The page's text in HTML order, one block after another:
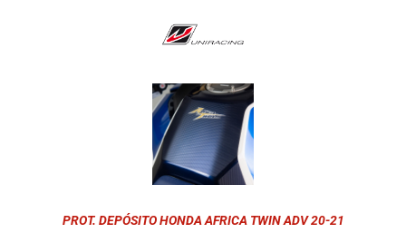
PROT. DEPÓSITO HONDA AFRICA TWIN ADV 20-21